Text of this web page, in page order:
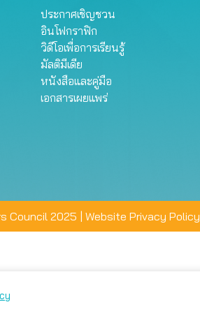
ประกาศเชิญชวน
อินโฟกราฟิก
วิดีโอเพื่อการเรียนรู้
มัลติมีเดีย
หนังสือและคู่มือ
เอกสารเผยแพร่
Council 2025 | Website Privacy Policy
ส่วนตัวได้